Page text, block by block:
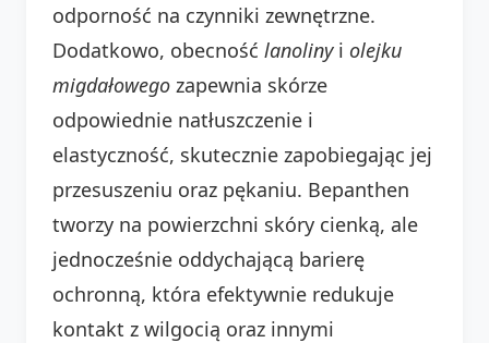
odporność na czynniki zewnętrzne.
Dodatkowo, obecność lanolinyi olejku
migdałowego zapewnia skórze
odpowiednie natłuszczenie i
elastyczność, skutecznie zapobiegając jej
przesuszeniu oraz pękaniu. Bepanthen
tworzy na powierzchni skóry cienką, ale
jednocześnie oddychającą barierę
ochronną, która efektywnie redukuje
kontakt z wilgocią oraz innymi